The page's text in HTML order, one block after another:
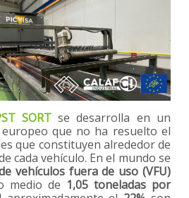
SORTse desarrolla en un
que no ha resuelto el
que constituyen alrededor de
cada vehículo. En el mundo se
vehículos fuera de uso (VFU)
medio de 1,05 toneladas por